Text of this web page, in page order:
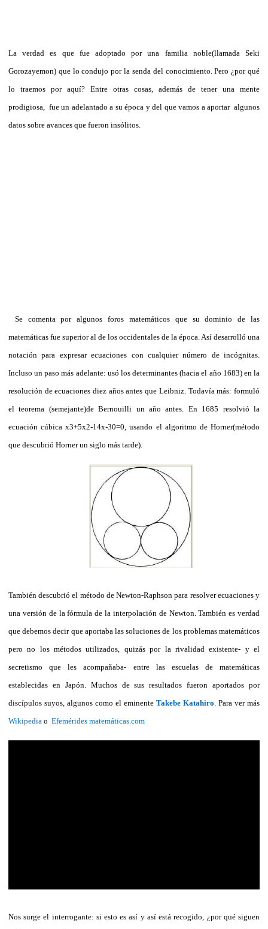
La verdad es que fue adoptado por una familia noble(llamada Seki
Gorozayemon) que lo condujo por la senda del conocimiento. Pero ¿por qué
lo traemos por aquí? Entre otras cosas, además de tener una mente
prodigiosa, fue un adelantado a su época y del que vamos a aportar algunos
datos sobre avances que fueron insólitos.
Se comenta por algunos foros matemáticos que su dominio de las
matemáticas fue superior al de los occidentales de la época. Así desarrolló una
notación para expresar ecuaciones con cualquier número de incógnitas.
Incluso un paso más adelante: usó los determinantes (hacia el año 1683) en la
resolución de ecuaciones diez años antes que Leibniz. Todavía más: formuló
el teorema (semejante)de Bernouilli un año antes. En 1685 resolvió la
ecuación cúbica x3+5x2-14x-30=0, usando el algoritmo de Horner(método
que descubrió Horner un siglo más tarde).
También descubrió el método de Newton-Raphson para resolver ecuaciones y
una versión de la fórmula de la interpolación de Newton. También es verdad
que debemos decir que aportaba las soluciones de los problemas matemáticos
pero no los métodos utilizados, quizás por la rivalidad existente- y el
secretismo que les acompañaba- entre las escuelas de matemáticas
establecidas en Japón. Muchos de sus resultados fueron aportados por
discípulos suyos, algunos como el eminente Takebe Katahiro . Para ver más
Wikipedia o Efemérides matemáticas.com
Nos surge el interrogante: si esto es así y así está recogido, ¿por qué siguen